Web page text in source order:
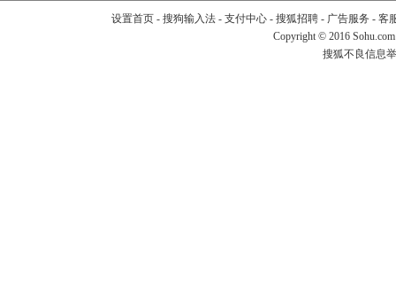
设置首页- 搜狗输入法- 支付中心- 搜狐招聘- 广告服务 - 客
Copyright © 2016
搜狐不良信息